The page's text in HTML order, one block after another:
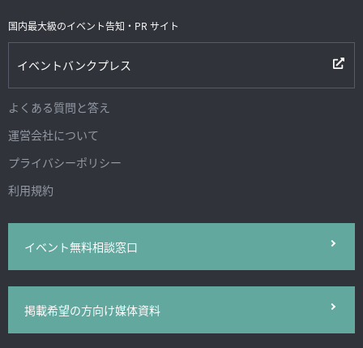
国内最大級のイベント告知・PR サイト
イベントバンクプレス
よくある質問と答え
運営会社について
プライバシーポリシー
利用規約
イベント無料相談窓口
掲載希望の方向け媒体資料